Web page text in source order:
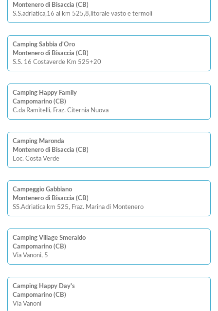
Montenero di Bisaccia (CB)
S.S.adriatica,16 al km 525,8,litorale vasto e termoli
Camping Sabbia d'Oro
Montenero di Bisaccia (CB)
S.S. 16 Costaverde Km 525+20
Camping Happy Family
Campomarino (CB)
C.da Ramitelli, Fraz. Citernia Nuova
Camping Maronda
Montenero di Bisaccia (CB)
Loc. Costa Verde
Campeggio Gabbiano
Montenero di Bisaccia (CB)
SS.Adriatica km 525, Fraz. Marina di Montenero
Camping Village Smeraldo
Campomarino (CB)
Via Vanoni, 5
Camping Happy Day's
Campomarino (CB)
Via Vanoni